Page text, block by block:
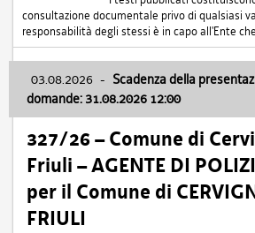
consultazione documentale privo di qualsiasi
responsabilità degli stessi è in capo all'Ente
03.08.2026 - Scadenza della
domande: 31.08.2026 12:00
327/26 – Comune di
Friuli – AGENTE DI
per il Comune di
FRIULI